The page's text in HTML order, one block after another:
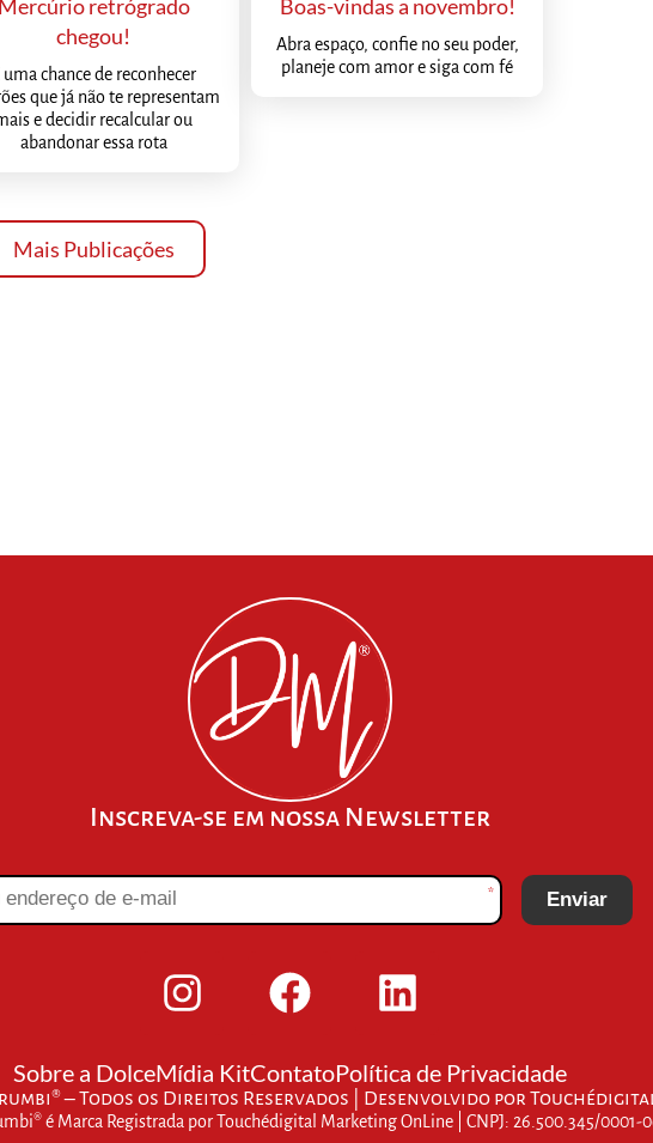
Mercúrio retrógrado
chegou!
uma chance de reconhecer
que já não te representam
e decidir recalcular ou
abandonar essa rota
Boas-vindas a novembro!
Abra espaço, confie no seu poder,
planeje com amor e siga com fé
Mais Publicações
Inscreva-se em nossa Newsletter
* Enviar
Sobre a DolceMídia KitContatoPolítica de Privacidade
– Todos os Direitos Reservados | Desenvolvido por
é Marca Registrada por Touchédigital Marketing OnLine | CNPJ: 26.500.345/0001-